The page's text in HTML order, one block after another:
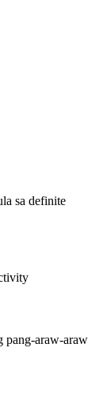
sa definite
pang-araw-araw